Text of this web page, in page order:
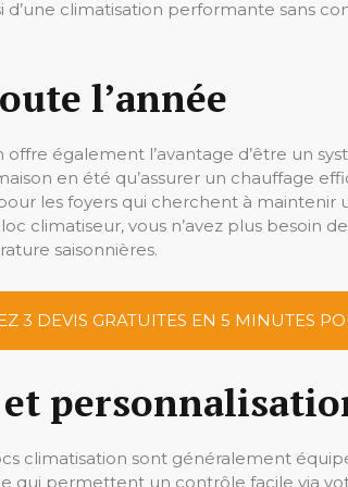
d’une climatisation performante sans
l’année
offre également l’avantage d’être un
en été qu’assurer un chauffage
les foyers qui cherchent à
climatiseur, vous n’avez plus besoin
saisonnières.
3 DEVIS GRATUITES EN 5 MINUTES
climatisation sont généralement
qui permettent un contrôle facile via